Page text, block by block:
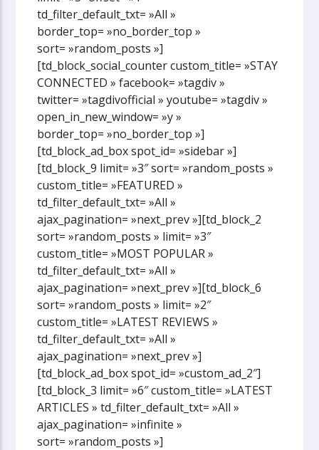
td_filter_default_txt= »All »
border_top= »no_border_top »
sort= »random_posts »]
[td_block_social_counter custom_title= »STAY
CONNECTED » facebook= »tagdiv »
twitter= »tagdivofficial » youtube= »tagdiv »
open_in_new_window= »y »
border_top= »no_border_top »]
[td_block_ad_box spot_id= »sidebar »]
[td_block_9 limit= »3″ sort= »random_posts »
custom_title= »FEATURED »
td_filter_default_txt= »All »
ajax_pagination= »next_prev »][td_block_2
sort= »random_posts » limit= »3″
custom_title= »MOST POPULAR »
td_filter_default_txt= »All »
ajax_pagination= »next_prev »][td_block_6
sort= »random_posts » limit= »2″
custom_title= »LATEST REVIEWS »
td_filter_default_txt= »All »
ajax_pagination= »next_prev »]
[td_block_ad_box spot_id= »custom_ad_2″]
[td_block_3 limit= »6″ custom_title= »LATEST
ARTICLES » td_filter_default_txt= »All »
ajax_pagination= »infinite »
sort= »random_posts »]